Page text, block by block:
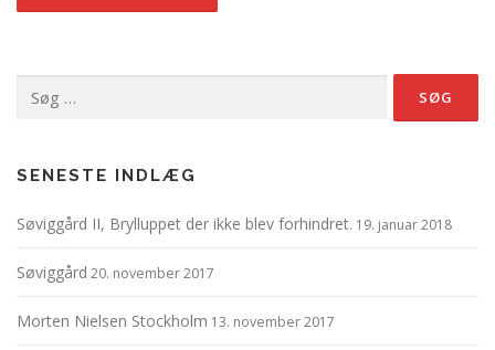
efter:
SENESTE INDLÆG
Søviggård II, Brylluppet der ikke blev forhindret. 19. januar 2018
Søviggård 20. november 2017
Morten Nielsen Stockholm 13. november 2017